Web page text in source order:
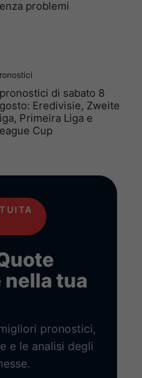
problemi
di sabato 8
Eredivisie, Zweite
Primeira Liga e
Cup
tua
pronostici,
e le analisi degli